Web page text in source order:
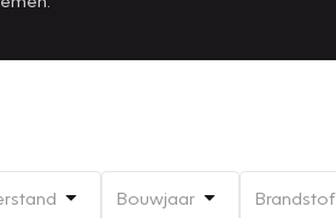
Bouwjaar Brandstof